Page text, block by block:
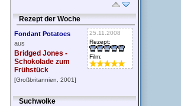
Rezept der Woche
25.11.2008
Rezept:
Film:
Fondant Potatoes
aus
Bridged Jones -
Schokolade zum
Frühstück
[Großbritannien, 2001]
Suchwolke